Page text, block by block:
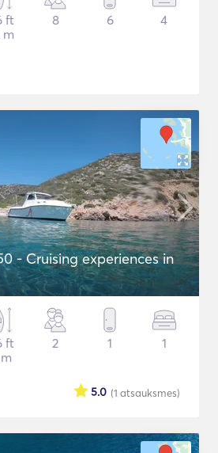
ft
m
8 6 4
- Cruising experiences in
ft
2 1 1
(1 atsauksmes)
5.0